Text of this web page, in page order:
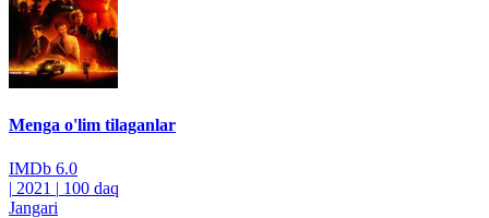
Menga o'lim tilaganlar
IMDb 6.0
| 2021 | 100 daq
Jangari